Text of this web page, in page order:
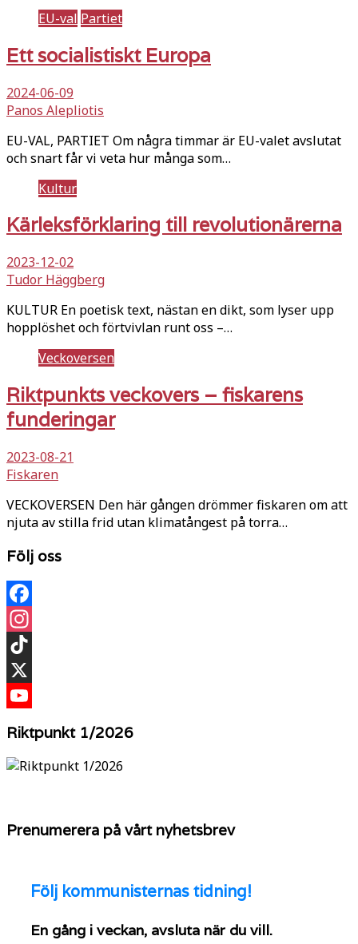
EU-val Partiet
Ett socialistiskt Europa
2024-06-09
Panos Alepliotis
EU-VAL, PARTIET Om några timmar är EU-valet avslutat
och snart får vi veta hur många som…
Kultur
Kärleksförklaring till revolutionärerna
2023-12-02
Tudor Häggberg
KULTUR En poetisk text, nästan en dikt, som lyser upp
hopplöshet och förtvivlan runt oss –…
Veckoversen
Riktpunkts veckovers – fiskarens
funderingar
2023-08-21
Fiskaren
VECKOVERSEN Den här gången drömmer fiskaren om att
njuta av stilla frid utan klimatångest på torra…
Följ oss
Facebook
Instagram
TikTok
X
Riktpunkt 1/2026
Prenumerera på vårt nyhetsbrev
Följ kommunisternas tidning!
En gång i veckan, avsluta när du vill.